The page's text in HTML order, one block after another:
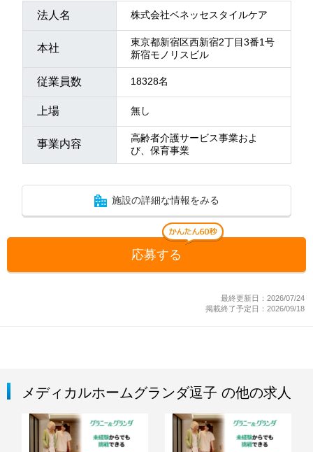
法人名 株式会社ベネッセスタイルケア
本社
東京都新宿区西新宿2丁目3番1号
新宿モノリスビル
従業員数 18328名
上場 無し
事業内容
高齢者介護サービス事業およ
び、保育事業
施設の詳細な情報をみる
応募する
最終更新日：2026/07/24
掲載終了予定日：2026/09/18
メディカルホームグランダ逗子 の他の求人